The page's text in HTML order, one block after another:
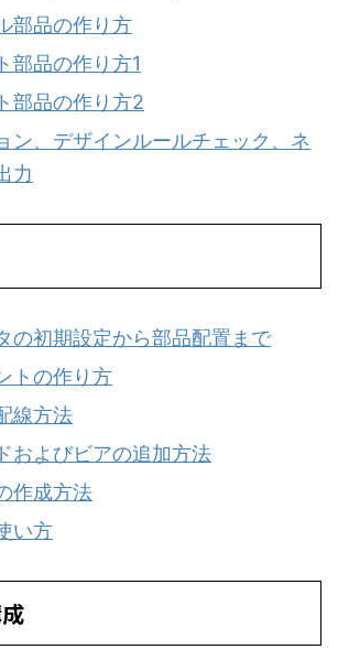
部品の作り方
部品の作り方1
部品の作り方2
ン、デザインルールチェック、ネ
力
の初期設定から部品配置まで
トの作り方
線方法
およびビアの追加方法
作成方法
い方